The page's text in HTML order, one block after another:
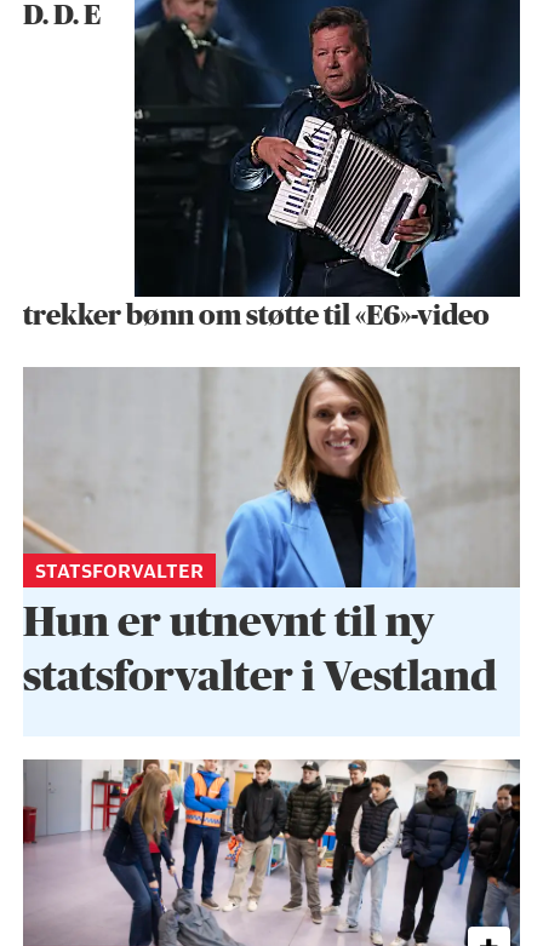
D. D. E
trekker bønn om støtte til «E6»-video
STATSFORVALTER
Hun er utnevnt til ny
statsforvalter i Vestland